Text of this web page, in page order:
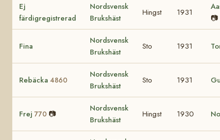
Ej
färdigregistrerad
Nordsvensk
Brukshäst
Hingst 1931
📷
Fina
Nordsvensk
Brukshäst
Sto 1931
Rebäcka 4860
Nordsvensk
Brukshäst
Sto 1931
Frej 770 📷
Nordsvensk
Brukshäst
Hingst 1930